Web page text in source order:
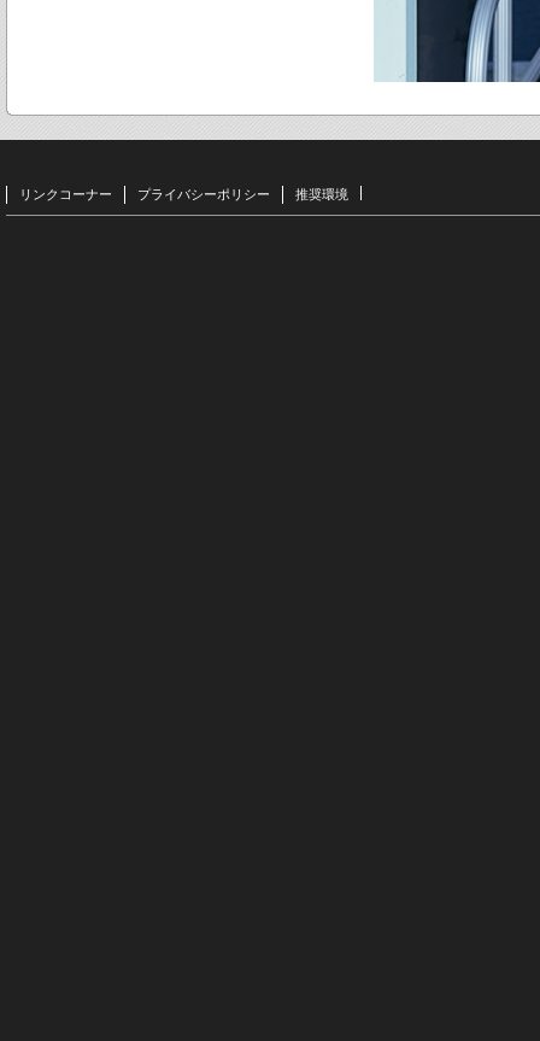
リンクコーナー プライバシーポリシー 推奨環境